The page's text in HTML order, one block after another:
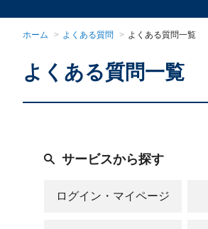
ホーム > よくある質問 > よくある質問一覧
よくある質問一覧
サービスから探す
ログイン・マイページ